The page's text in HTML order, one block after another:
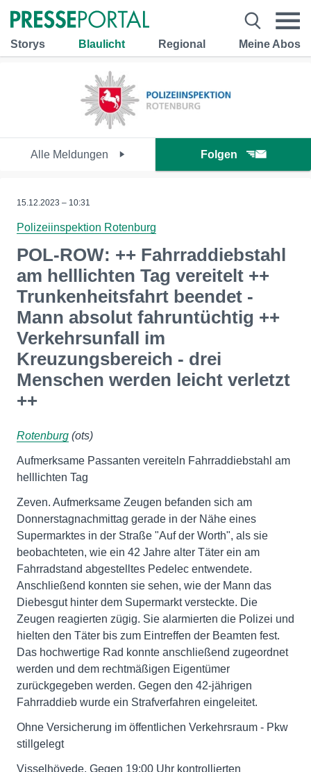
Storys Blaulicht Regional Meine Abos
Alle Meldungen Folgen
15.12.2023 – 10:31
Polizeiinspektion Rotenburg
POL-ROW: ++ Fahrraddiebstahl
am helllichten Tag vereitelt ++
Trunkenheitsfahrt beendet -
Mann absolut fahruntüchtig ++
Verkehrsunfall im
Kreuzungsbereich - drei
Menschen werden leicht verletzt
++
Rotenburg (ots)
Aufmerksame Passanten vereiteln Fahrraddiebstahl am
helllichten Tag
Zeven. Aufmerksame Zeugen befanden sich am
Donnerstagnachmittag gerade in der Nähe eines
Supermarktes in der Straße "Auf der Worth", als sie
beobachteten, wie ein 42 Jahre alter Täter ein am
Fahrradstand abgestelltes Pedelec entwendete.
Anschließend konnten sie sehen, wie der Mann das
Diebesgut hinter dem Supermarkt versteckte. Die
Zeugen reagierten zügig. Sie alarmierten die Polizei und
hielten den Täter bis zum Eintreffen der Beamten fest.
Das hochwertige Rad konnte anschließend zugeordnet
werden und dem rechtmäßigen Eigentümer
zurückgegeben werden. Gegen den 42-jährigen
Fahrraddieb wurde ein Strafverfahren eingeleitet.
Ohne Versicherung im öffentlichen Verkehrsraum - Pkw
stillgelegt
Visselhövede. Gegen 19:00 Uhr kontrollierten